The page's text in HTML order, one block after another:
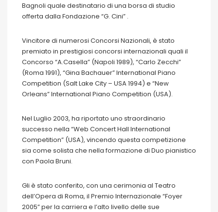
Bagnoli quale destinatario di una borsa di studio
offerta dalla Fondazione “G. Cini” .
Vincitore di numerosi Concorsi Nazionali, è stato
premiato in prestigiosi concorsi internazionali quali il
Concorso “A.Casella” (Napoli 1989), “Carlo Zecchi”
(Roma 1991), “Gina Bachauer” International Piano
Competition (Salt Lake City – USA 1994) e “New
Orleans” International Piano Competition (USA).
Nel Luglio 2003, ha riportato uno straordinario
successo nella “Web Concert Hall International
Competition” (USA), vincendo questa competizione
sia come solista che nella formazione di Duo pianistico
con Paola Bruni.
Gli è stato conferito, con una cerimonia al Teatro
dell’Opera di Roma, il Premio Internazionale “Foyer
2005” per la carriera e l’alto livello delle sue